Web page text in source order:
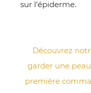
sur l’épiderme.
Découvrez
garder une
première